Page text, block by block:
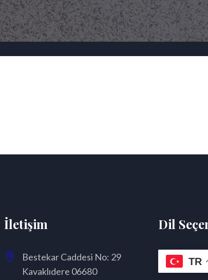
İletişim
Bestekar Caddesi No: 29
Kavaklıdere 06680
Dil
TR